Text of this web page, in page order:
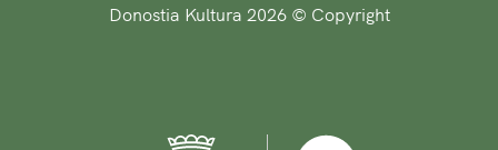
Donostia Kultura 2026 © Copyright